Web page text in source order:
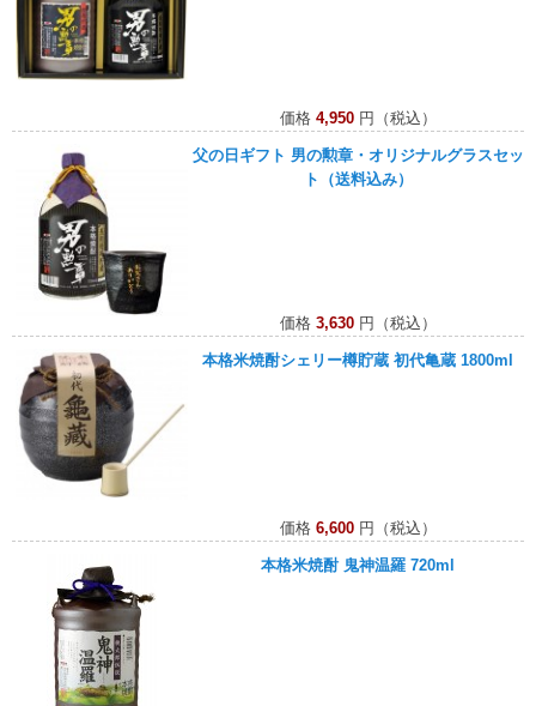
価格 4,950円（税込）
父の日ギフト 男の勲章・オリジナルグラスセッ
ト（送料込み）
価格 3,630円（税込）
本格米焼酎シェリー樽貯蔵 初代亀蔵 1800ml
価格 6,600円（税込）
本格米焼酎 鬼神温羅 720ml